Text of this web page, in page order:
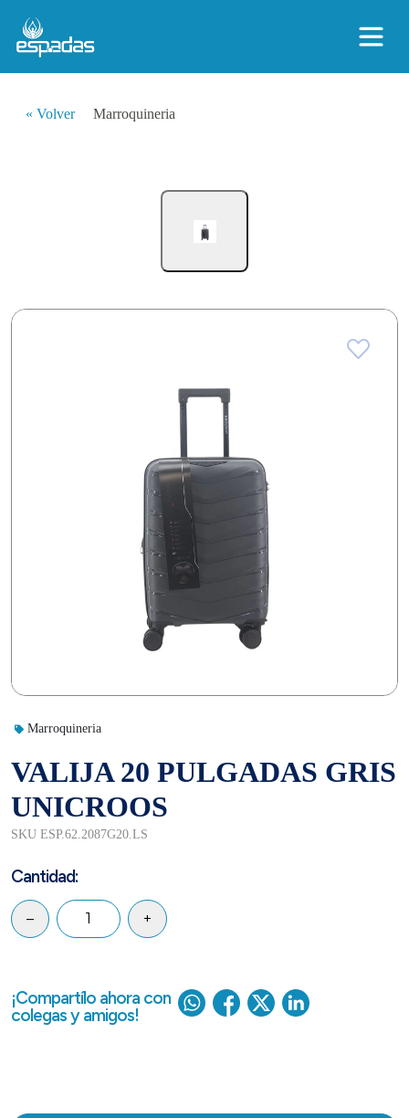
« Volver Marroquineria
Marroquineria
VALIJA 20 PULGADAS GRIS
UNICROOS
SKU ESP.62.2087G20.LS
Cantidad:
– +
¡Compartílo ahora con
colegas y amigos!